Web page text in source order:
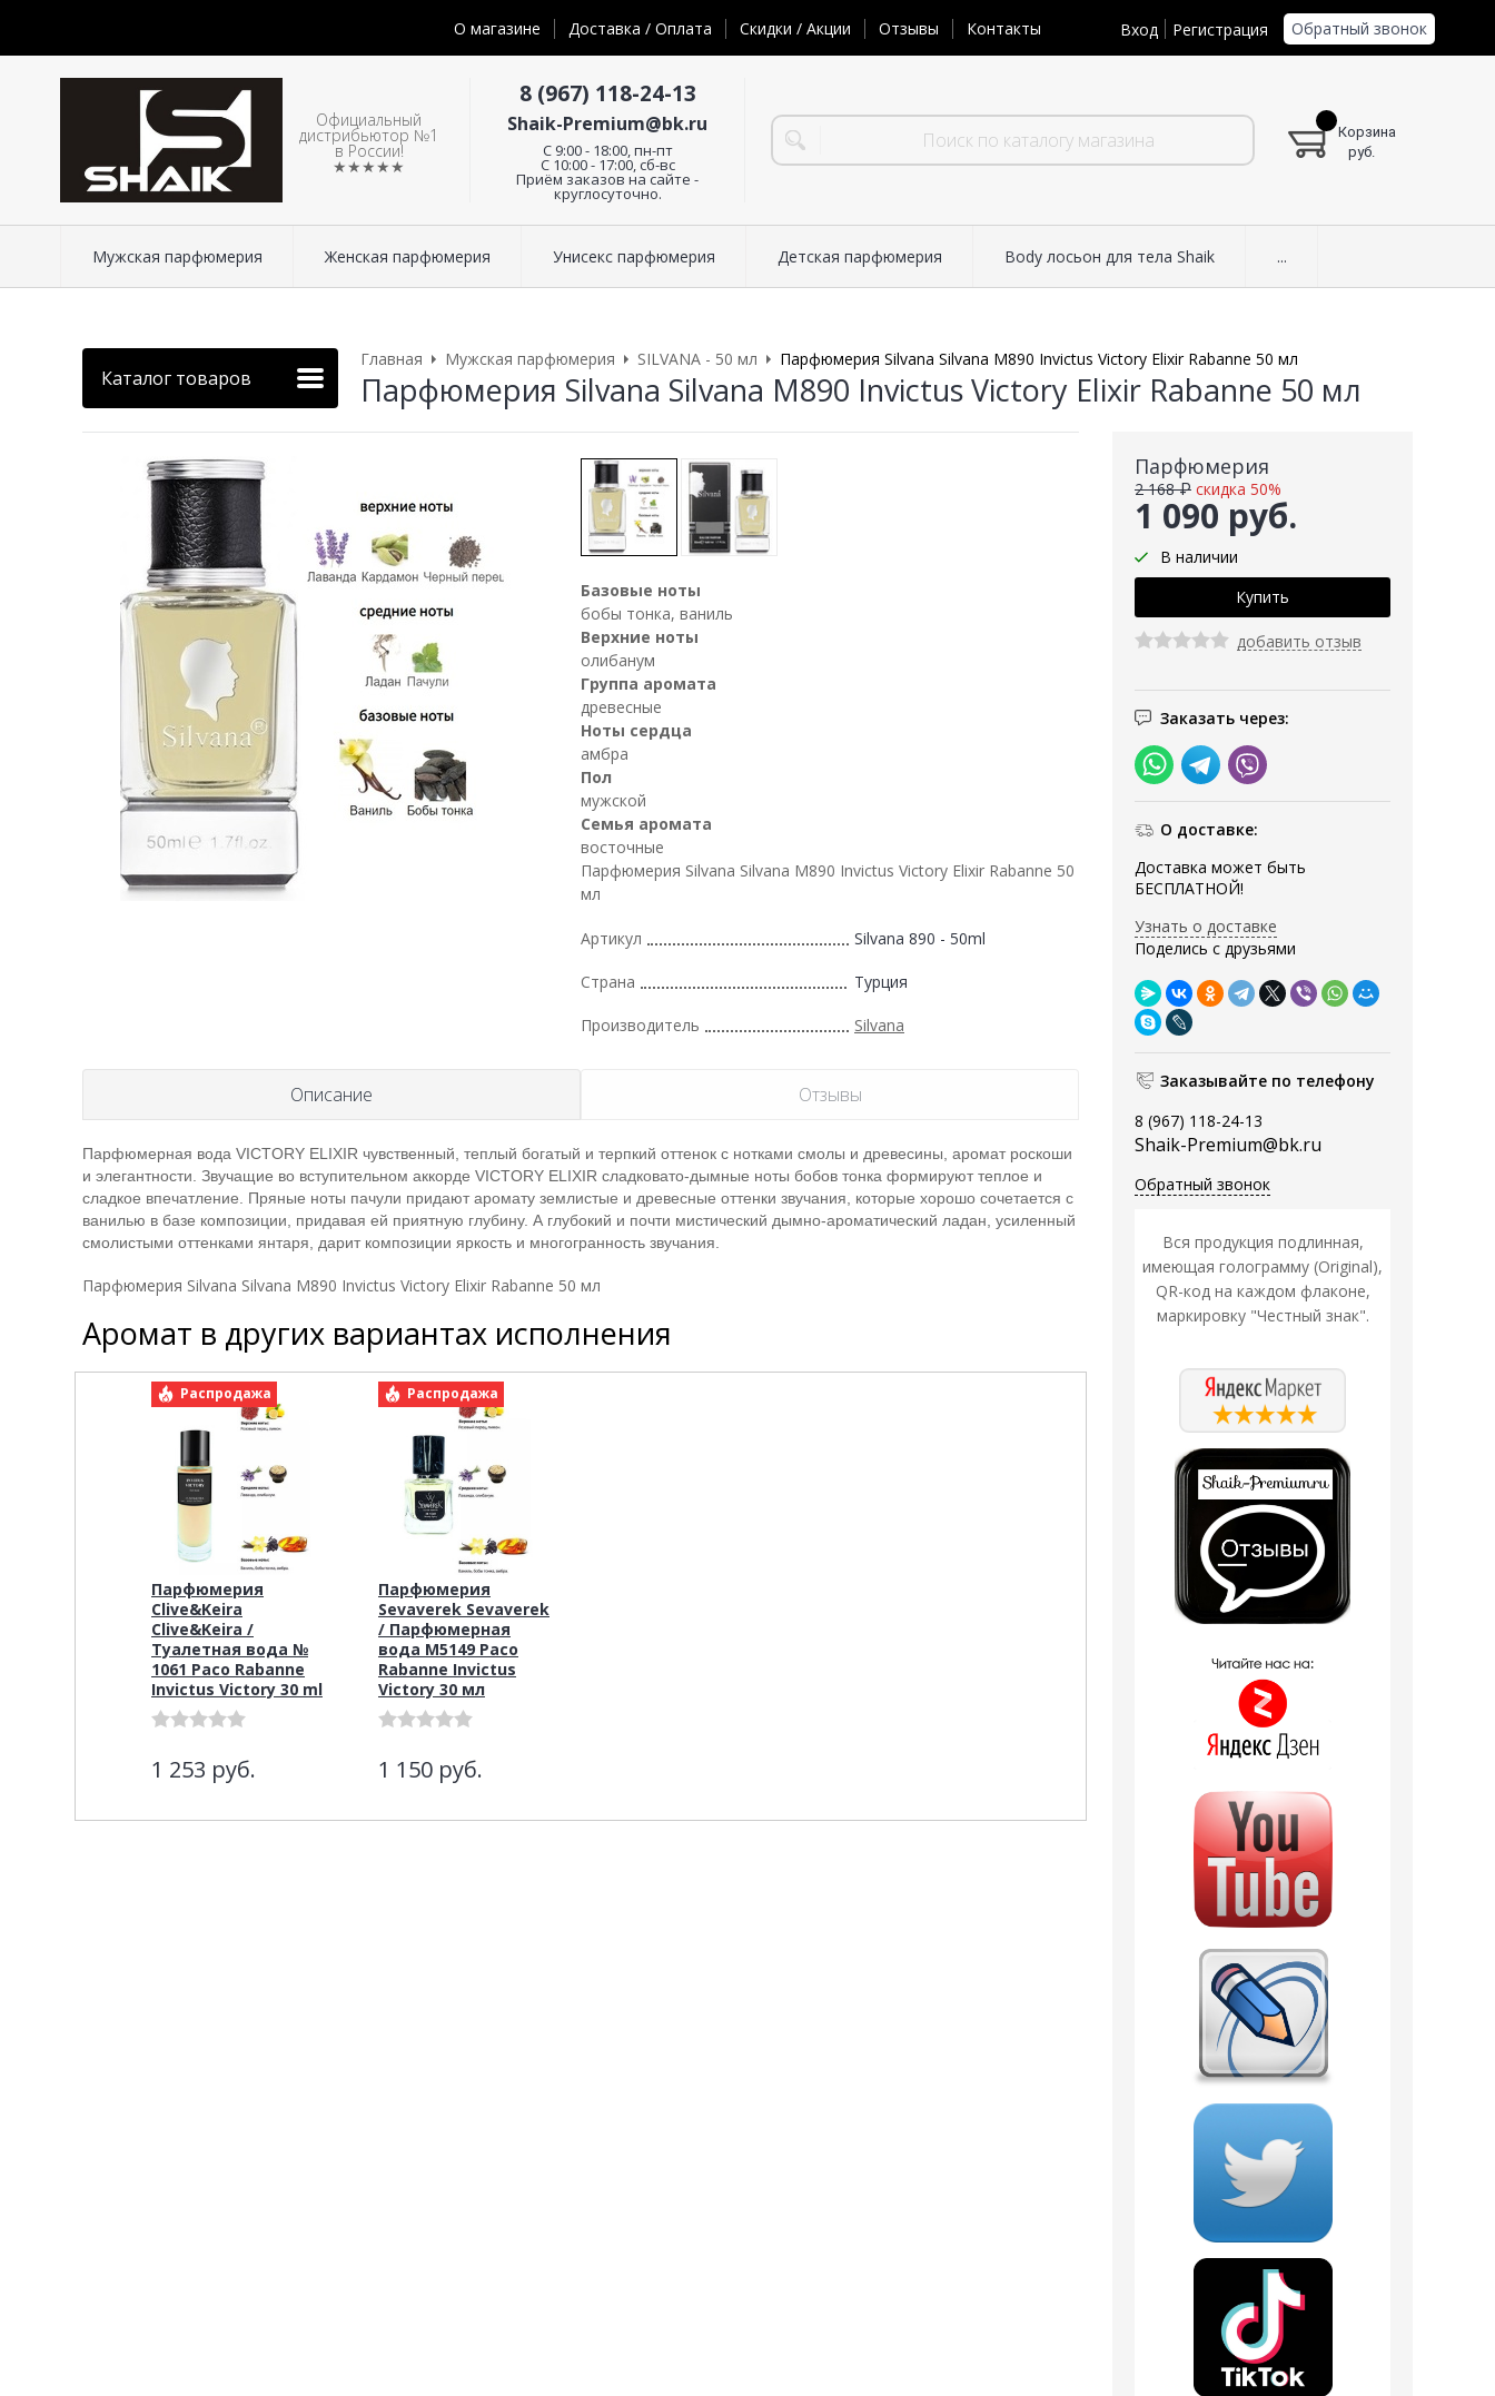
О магазине Доставка / Оплата Скидки / Акции Отзывы Контакты Вход Регистрация Обратный звонок
Официальный
дистрибьютор №1
в России!
★★★★★
8 (967) 118-24-13
Shaik-Premium@bk.ru
C 9:00 - 18:00, пн-пт
С 10:00 - 17:00, сб-вс
Приём заказов на сайте -
круглосуточно.
Корзина
руб.
Мужская парфюмерия Женская парфюмерия Унисекс парфюмерия Детская парфюмерия Body лосьон для тела Shaik ...
Каталог товаров
Главная Мужская парфюмерия SILVANA - 50 мл Парфюмерия Silvana Silvana М890 Invictus Victory Elixir Rabanne 50 мл
Парфюмерия Silvana Silvana М890 Invictus Victory Elixir Rabanne 50 мл
Парфюмерия
1 090 руб.
2 168 ₽ скидка 50%
В наличии
добавить отзыв
Заказать через:
О доставке:
Доставка может быть
БЕСПЛАТНОЙ!
Узнать о доставке
Поделись с друзьями
Заказывайте по телефону
8 (967) 118-24-13
Shaik-Premium@bk.ru
Обратный звонок
Вся продукция подлинная,
имеющая голограмму (Original),
QR-код на каждом флаконе,
маркировку "Честный знак".
Базовые ноты
бобы тонка, ваниль
Верхние ноты
олибанум
Группа аромата
древесные
Ноты сердца
амбра
Пол
мужской
Семья аромата
восточные
Парфюмерия Silvana Silvana М890 Invictus Victory Elixir Rabanne 50
мл
Артикул Silvana 890 - 50ml
Страна Турция
Производитель Silvana
Описание Отзывы
Парфюмерная вода VICTORY ELIXIR чувственный, теплый богатый и терпкий оттенок с нотками смолы и древесины, аромат роскоши
и элегантности. Звучащие во вступительном аккорде VICTORY ELIXIR сладковато-дымные ноты бобов тонка формируют теплое и
сладкое впечатление. Пряные ноты пачули придают аромату землистые и древесные оттенки звучания, которые хорошо сочетается с
ванилью в базе композиции, придавая ей приятную глубину. А глубокий и почти мистический дымно-ароматический ладан, усиленный
смолистыми оттенками янтаря, дарит композиции яркость и многогранность звучания.
Парфюмерия Silvana Silvana М890 Invictus Victory Elixir Rabanne 50 мл
Аромат в других вариантах исполнения
Распродажа
Парфюмерия
Clive&Keira
Clive&Keira /
Туалетная вода №
1061 Paco Rabanne
Invictus Victory 30 ml
1 253 руб.
Распродажа
Парфюмерия
Sevaverek Sevaverek
/ Парфюмерная
вода M5149 Paco
Rabanne Invictus
Victory 30 мл
1 150 руб.